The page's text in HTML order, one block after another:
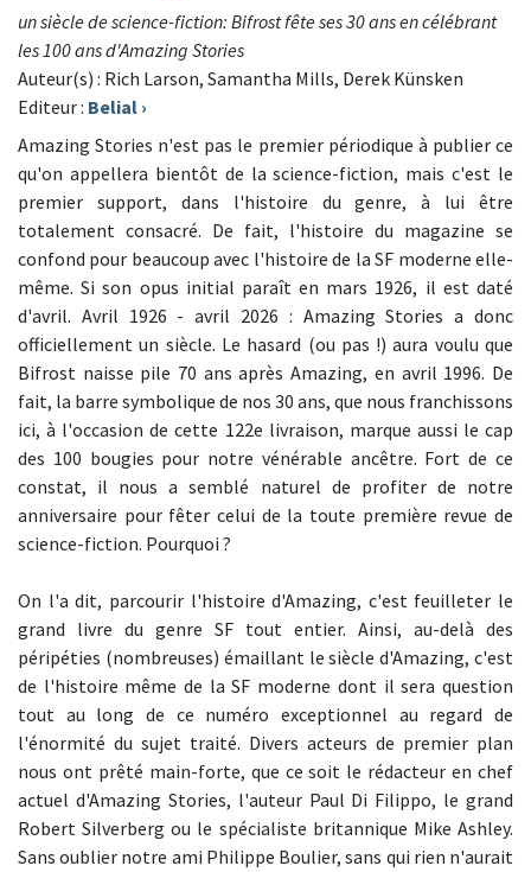
un siècle de science-fiction: Bifrost fête ses 30 ans en célébrant
les 100 ans d'Amazing Stories
Auteur(s) : Rich Larson, Samantha Mills, Derek Künsken
Editeur : Belial ›
Amazing Stories n'est pas le premier périodique à publier ce
qu'on appellera bientôt de la science-fiction, mais c'est le
premier support, dans l'histoire du genre, à lui être
totalement consacré. De fait, l'histoire du magazine se
confond pour beaucoup avec l'histoire de la SF moderne elle-
même. Si son opus initial paraît en mars 1926, il est daté
d'avril. Avril 1926 - avril 2026 : Amazing Stories a donc
officiellement un siècle. Le hasard (ou pas !) aura voulu que
Bifrost naisse pile 70 ans après Amazing, en avril 1996. De
fait, la barre symbolique de nos 30 ans, que nous franchissons
ici, à l'occasion de cette 122e livraison, marque aussi le cap
des 100 bougies pour notre vénérable ancêtre. Fort de ce
constat, il nous a semblé naturel de profiter de notre
anniversaire pour fêter celui de la toute première revue de
science-fiction. Pourquoi ?
On l'a dit, parcourir l'histoire d'Amazing, c'est feuilleter le
grand livre du genre SF tout entier. Ainsi, au-delà des
péripéties (nombreuses) émaillant le siècle d'Amazing, c'est
de l'histoire même de la SF moderne dont il sera question
tout au long de ce numéro exceptionnel au regard de
l'énormité du sujet traité. Divers acteurs de premier plan
nous ont prêté main-forte, que ce soit le rédacteur en chef
actuel d'Amazing Stories, l'auteur Paul Di Filippo, le grand
Robert Silverberg ou le spécialiste britannique Mike Ashley.
Sans oublier notre ami Philippe Boulier, sans qui rien n'aurait